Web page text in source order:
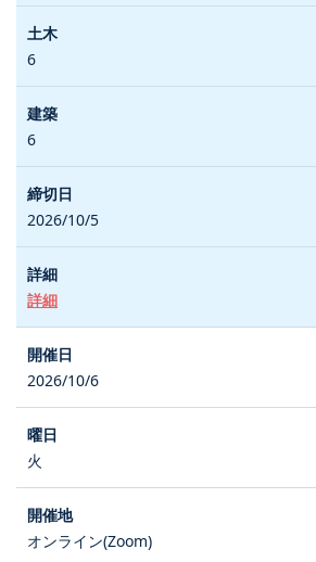
6
6
2026/10/5
詳細
2026/10/6
火
オンライン(Zoom)